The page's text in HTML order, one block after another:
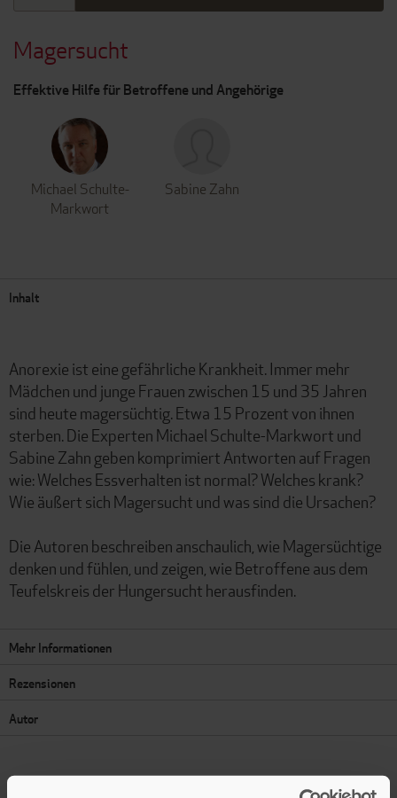
Magersucht
Effektive Hilfe für Betroffene und Angehörige
Michael Schulte-
Markwort
Sabine Zahn
Inhalt
Anorexie ist eine gefährliche Krankheit. Immer mehr
Mädchen und junge Frauen zwischen 15 und 35 Jahren
sind heute magersüchtig. Etwa 15 Prozent von ihnen
sterben. Die Experten Michael Schulte-Markwort und
Sabine Zahn geben komprimiert Antworten auf Fragen
wie: Welches Essverhalten ist normal? Welches krank?
Wie äußert sich Magersucht und was sind die Ursachen?
Die Autoren beschreiben anschaulich, wie Magersüchtige
denken und fühlen, und zeigen, wie Betroffene aus dem
Teufelskreis der Hungersucht herausfinden.
Mehr Informationen
Rezensionen
Autor